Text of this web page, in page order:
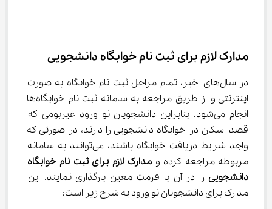
مدارک لازم برای ثبت نام خوابگاه دانشجویی
در سال‌های اخیر، تمام مراحل ثبت نام خوابگاه به صورت
اینترنتی و از طریق مراجعه به سامانه ثبت نام خوابگاه‌ها
انجام می‌شود. بنابراین دانشجویان نو ورود غیربومی که
قصد اسکان در خوابگاه دانشجویی را دارند، در صورتی که
واجد شرایط دریافت خوابگاه باشند، می‌توانند به سامانه
مربوطه مراجعه کرده و مدارک لازم برای ثبت نام خوابگاه
دانشجویی را در آن با فرمت معین بارگذاری نمایند. این
مدارک برای دانشجویان نو ورود به شرح زیر است: